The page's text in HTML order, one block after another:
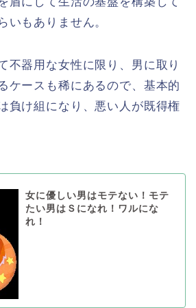
いもありません。
不器用な女性に限り、男に取り
ケースも稀にあるので、基本的
負け組になり、悪い人が既得権
女に優しい男はモテない！モテ
たい男はＳになれ！ワルにな
れ！